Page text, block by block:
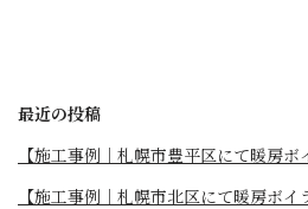
最近の投稿
【施工事例｜札幌市豊平区にて暖房ボ
【施工事例｜札幌市北区にて暖房ボイ